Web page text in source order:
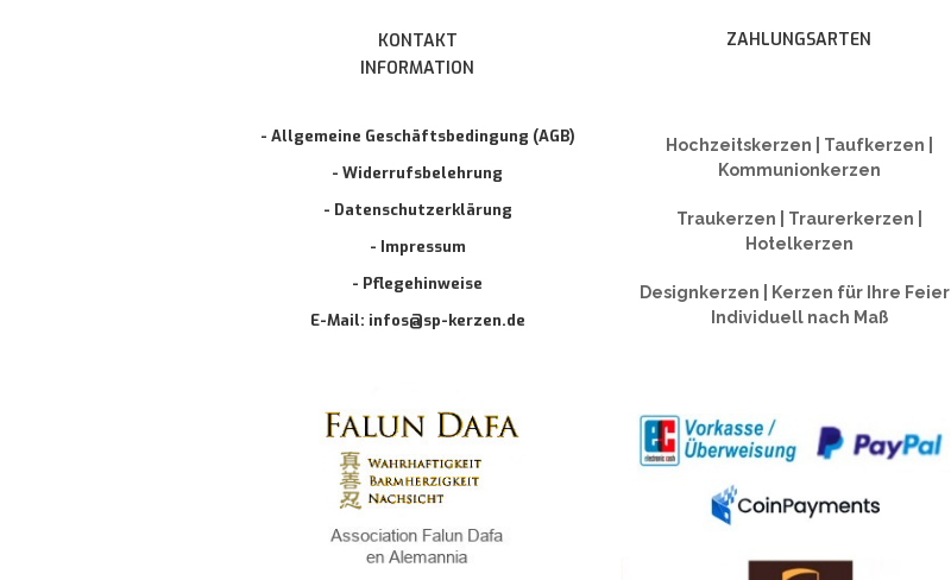
KONTAKT
INFORMATION
- Allgemeine Geschäftsbedingung (AGB)
- Widerrufsbelehrung
- Datenschutzerklärung
- Impressum
- Pflegehinweise
E-Mail: infos@sp-kerzen.de
ZAHLUNGSARTEN
Hochzeitskerzen | Taufkerzen |
Kommunionkerzen
Traukerzen | Traurerkerzen |
Hotelkerzen
Designkerzen | Kerzen für Ihre Feier |
Individuell nach Maß